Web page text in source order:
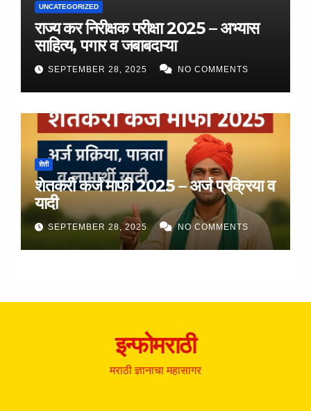
UNCATEGORIZED
राज्य कर निरीक्षक परीक्षा 2025 – अभ्यास
साहित्य, पगार व जबाबदाऱ्या
SEPTEMBER 28, 2025 NO COMMENTS
शेती
शेतकरी कर्ज माफी 2025 – अर्ज प्रक्रिया व
यादी
SEPTEMBER 28, 2025 NO COMMENTS
इन्फोमराठी
मराठी ज्ञानाचा महासागर